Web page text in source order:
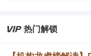
热门解锁